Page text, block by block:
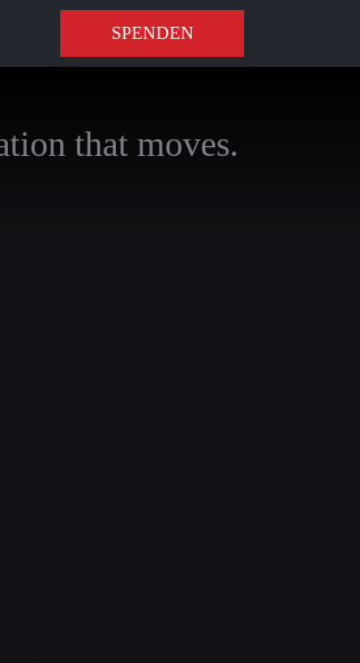
SPENDEN
that moves.